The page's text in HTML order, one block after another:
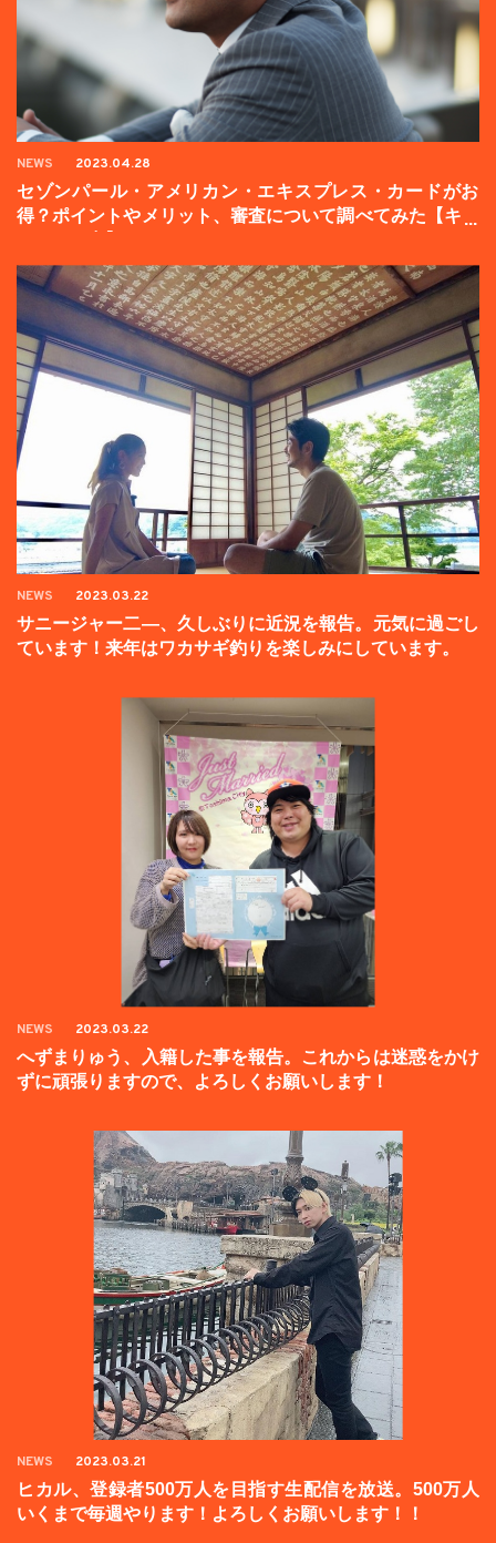
NEWS 2023.04.28
セゾンパール・アメリカン・エキスプレス・カードがお
得？ポイントやメリット、審査について調べてみた【キャ
NEWS 2023.03.22
サニージャー二―、久しぶりに近況を報告。元気に過ごし
ています！来年はワカサギ釣りを楽しみにしています。
NEWS 2023.03.22
へずまりゅう、入籍した事を報告。これからは迷惑をかけ
ずに頑張りますので、よろしくお願いします！
NEWS 2023.03.21
ヒカル、登録者500万人を目指す生配信を放送。500万人
いくまで毎週やります！よろしくお願いします！！